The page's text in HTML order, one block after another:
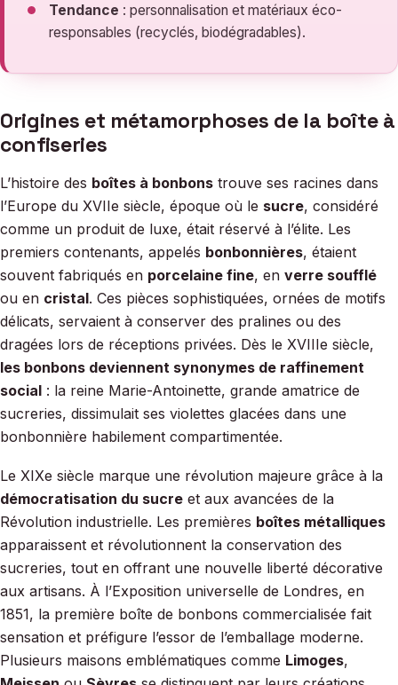
Tendance : personnalisation et matériaux éco-
responsables (recyclés, biodégradables).
Origines et métamorphoses de la boîte à
confiseries
L’histoire des boîtes à bonbons trouve ses racines dans
l’Europe du XVIIe siècle, époque où le sucre, considéré
comme un produit de luxe, était réservé à l’élite. Les
premiers contenants, appelés bonbonnières, étaient
souvent fabriqués en porcelaine fine, en verre soufflé
ou en cristal. Ces pièces sophistiquées, ornées de motifs
délicats, servaient à conserver des pralines ou des
dragées lors de réceptions privées. Dès le XVIIIe siècle,
les bonbons deviennent synonymes de raffinement
social : la reine Marie-Antoinette, grande amatrice de
sucreries, dissimulait ses violettes glacées dans une
bonbonnière habilement compartimentée.
Le XIXe siècle marque une révolution majeure grâce à la
démocratisation du sucre et aux avancées de la
Révolution industrielle. Les premières boîtes métalliques
apparaissent et révolutionnent la conservation des
sucreries, tout en offrant une nouvelle liberté décorative
aux artisans. À l’Exposition universelle de Londres, en
1851, la première boîte de bonbons commercialisée fait
sensation et préfigure l’essor de l’emballage moderne.
Plusieurs maisons emblématiques comme Limoges,